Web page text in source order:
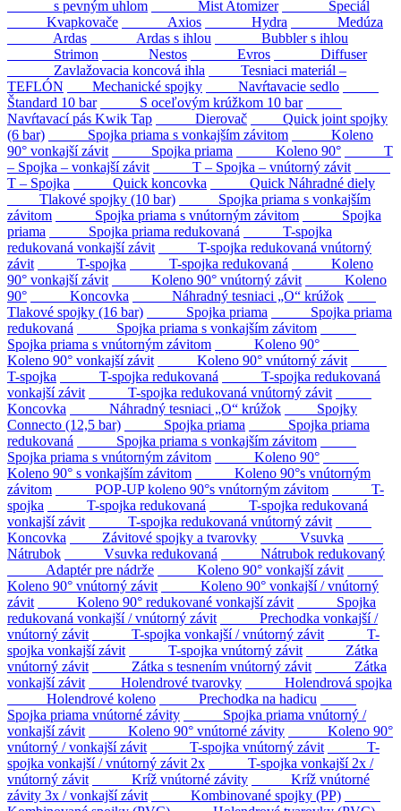
s pevným uhlom
Mist Atomizer
Špeciál
Kvapkovače
Axios Hydra
Medúza
Ardas
Ardas s ihlou
Bubbler s ihlou
Strimon
Nestos Evros
Diffuser
Zavlažovacia koncová ihla
Tesniaci materiál –
TEFLÓN
Mechanické spojky
Navŕtavacie sedlo
Štandard 10 bar
S oceľovým krúžkom 10 bar
Navŕtavací pás Kwik Tap
Dierovač
Quick joint spojky
(6 bar)
Spojka priama s vonkajším závitom
Koleno
90° vonkajší závit
Spojka priama Koleno 90°
T
– Spojka – vonkajší závit
T – Spojka – vnútorný závit
T – Spojka
Quick koncovka
Quick Náhradné diely
Tlakové spojky (10 bar)
Spojka priama s vonkajším
závitom
Spojka priama s vnútorným závitom
Spojka
priama
Spojka priama redukovaná
T-spojka
redukovaná vonkajší závit
T-spojka redukovaná vnútorný
závit
T-spojka T-spojka redukovaná
Koleno
90° vonkajší závit
Koleno 90° vnútorný závit
Koleno
90°
Koncovka
Náhradný tesniaci „O“ krúžok
Tlakové spojky (16 bar)
Spojka priama
Spojka priama
redukovaná
Spojka priama s vonkajším závitom
Spojka priama s vnútorným závitom
Koleno 90°
Koleno 90° vonkajší závit
Koleno 90° vnútorný závit
T-spojka
T-spojka redukovaná
T-spojka redukovaná
vonkajší závit
T-spojka redukovaná vnútorný závit
Koncovka
Náhradný tesniaci „O“ krúžok
Spojky
Connecto (12,5 bar)
Spojka priama
Spojka priama
redukovaná
Spojka priama s vonkajším závitom
Spojka priama s vnútorným závitom
Koleno 90°
Koleno 90° s vonkajším závitom
Koleno 90°s vnútorným
závitom
POP-UP koleno 90°s vnútorným závitom
T-
spojka
T-spojka redukovaná
T-spojka redukovaná
vonkajší závit
T-spojka redukovaná vnútorný závit
Koncovka
Závitové spojky a tvarovky
Vsuvka
Nátrubok
Vsuvka redukovaná
Nátrubok redukovaný
Adaptér pre nádrže
Koleno 90° vonkajší závit
Koleno 90° vnútorný závit
Koleno 90° vonkajší / vnútorný
závit
Koleno 90° redukované vonkajší závit
Spojka
redukovaná vonkajší / vnútorný závit
Prechodka vonkajší /
vnútorný závit
T-spojka vonkajší / vnútorný závit
T-
spojka vonkajší závit
T-spojka vnútorný závit
Zátka
vnútorný závit
Zátka s tesnením vnútorný závit
Zátka
vonkajší závit
Holendrové tvarovky
Holendrová spojka
Holendrové koleno
Prechodka na hadicu
Spojka priama vnútorné závity
Spojka priama vnútorný /
vonkajší závit
Koleno 90° vnútorné závity
Koleno 90°
vnútorný / vonkajší závit
T-spojka vnútorný závit
T-
spojka vonkajší / vnútorný závit 2x
T-spojka vonkajší 2x /
vnútorný závit
Kríž vnútorné závity
Kríž vnútorné
závity 3x / vonkajší závit
Kombinované spojky (PP)